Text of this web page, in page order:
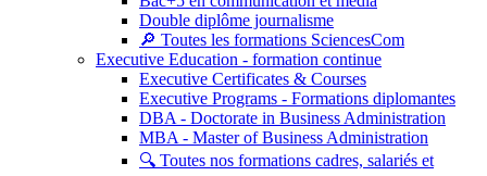
Double diplôme journalisme
🔎 Toutes les formations SciencesCom
Executive Education - formation continue
Executive Certificates & Courses
Executive Programs - Formations diplomantes
DBA - Doctorate in Business Administration
MBA - Master of Business Administration
🔍 Toutes nos formations cadres, salariés et